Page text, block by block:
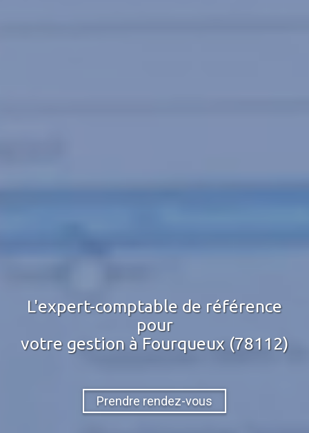
L'expert-comptable de référence
pour
votre gestion à Fourqueux (78112)
Prendre rendez-vous